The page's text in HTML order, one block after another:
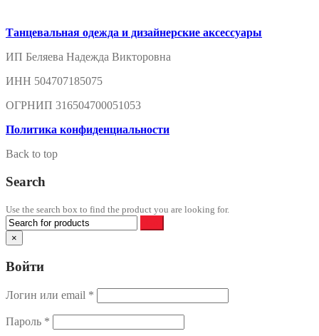
Танцевальная одежда и дизайнерские аксессуары
ИП Беляева Надежда Викторовна
ИНН 504707185075
ОГРНИП 316504700051053
Политика конфиденциальности
Back to top
Search
Use the search box to find the product you are looking for.
×
Войти
Логин или email *
Пароль *